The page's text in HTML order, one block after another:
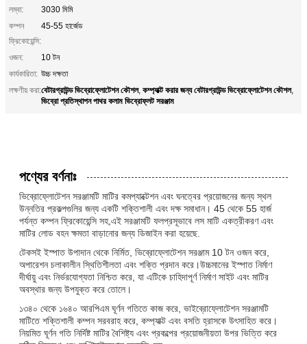
লম্বা:
3030 মিমি
কম্পন
ফ্রিকোয়েন্সি:
45-55 হার্জেড
ওজন:
10 টন
কার্যকারিতা: উচ্চ দক্ষতা
লক্ষণীয় করা:বেটারগ্রাউন্ড ভিব্রোফ্লোটেশন কৌশল, কম্প্যাক্ট করার জন্য বেটারগ্রাউন্ড ভিব্রোফ্লোটেশন কৌশল,
ভিব্রো প্রতিস্থাপন পাথর কলাম ভিব্রোফ্লট সরঞ্জাম
পণ্যের বর্ণনাঃ
ভিব্রোফ্লোটেশন সরঞ্জামটি মাটির কমপ্যাক্টেশন এবং ঘনত্বের প্রয়োজনের জন্য স্থল
উন্নতির প্রকল্পগুলির জন্য একটি শক্তিশালী এবং দক্ষ সমাধান। 45 থেকে 55 হার্জ
পর্যন্ত কম্পন ফ্রিকোয়েন্সি সহ,এই সরঞ্জামটি ফলপ্রসূভাবে লস মাটি একত্রীকরণ এবং
মাটির লোড বহন ক্ষমতা বাড়ানোর জন্য ডিজাইন করা হয়েছে.
টেকসই ইস্পাত উপাদান থেকে নির্মিত, ভিব্রোফ্লোটেশন সরঞ্জাম 10 টন ওজন করে,
অপারেশন চলাকালীন স্থিতিশীলতা এবং শক্তি প্রদান করে।উচ্চমানের ইস্পাত নির্মাণ
দীর্ঘায়ু এবং নির্ভরযোগ্যতা নিশ্চিত করে, যা এটিকে চাহিদাপূর্ণ নির্মাণ সাইট এবং মাটির
অবস্থার জন্য উপযুক্ত করে তোলে।
১৩৪০ থেকে ১৬৪০ আরপিএম ঘূর্ণন গতিতে কাজ করে, ভাইব্রোফ্লোটেশন সরঞ্জামটি
মাটিতে শক্তিশালী কম্পন সরবরাহ করে, কম্প্যাক্ট এবং বসতি হ্রাসকে উৎসাহিত করে।
নিয়মিত ঘূর্ণন গতি নির্দিষ্ট মাটির বৈশিষ্ট্য এবং প্রকল্পের প্রয়োজনীয়তা উপর ভিত্তি করে